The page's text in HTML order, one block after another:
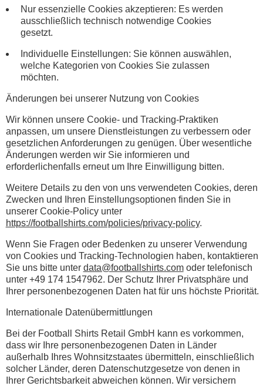
Nur essenzielle Cookies akzeptieren: Es werden
ausschließlich technisch notwendige Cookies
gesetzt.
Individuelle Einstellungen: Sie können auswählen,
welche Kategorien von Cookies Sie zulassen
möchten.
Änderungen bei unserer Nutzung von Cookies
Wir können unsere Cookie- und Tracking-Praktiken
anpassen, um unsere Dienstleistungen zu verbessern oder
gesetzlichen Anforderungen zu genügen. Über wesentliche
Änderungen werden wir Sie informieren und
erforderlichenfalls erneut um Ihre Einwilligung bitten.
Weitere Details zu den von uns verwendeten Cookies, deren
Zwecken und Ihren Einstellungsoptionen finden Sie in
unserer Cookie-Policy unter
https://footballshirts.com/policies/privacy-policy.
Wenn Sie Fragen oder Bedenken zu unserer Verwendung
von Cookies und Tracking-Technologien haben, kontaktieren
Sie uns bitte unter data@footballshirts.comoder telefonisch
unter +49 174 1547962. Der Schutz Ihrer Privatsphäre und
Ihrer personenbezogenen Daten hat für uns höchste Priorität.
Internationale Datenübermittlungen
Bei der Football Shirts Retail GmbH kann es vorkommen,
dass wir Ihre personenbezogenen Daten in Länder
außerhalb Ihres Wohnsitzstaates übermitteln, einschließlich
solcher Länder, deren Datenschutzgesetze von denen in
Ihrer Gerichtsbarkeit abweichen können. Wir versichern